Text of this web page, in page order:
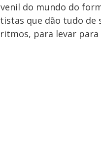
do mundo do
que dão tudo de
para levar